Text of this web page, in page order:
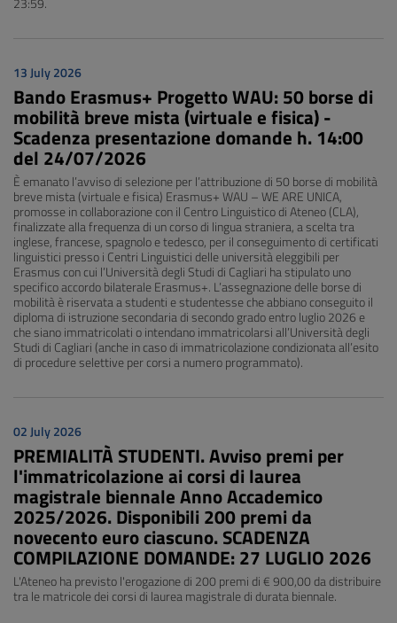
13 July 2026
Bando Erasmus+ Progetto WAU: 50 borse di
mobilità breve mista (virtuale e fisica) -
Scadenza presentazione domande h. 14:00
del 24/07/2026
È emanato l’avviso di selezione per l’attribuzione di 50 borse di mobilità
breve mista (virtuale e fisica) Erasmus+ WAU – WE ARE UNICA,
promosse in collaborazione con il Centro Linguistico di Ateneo (CLA),
finalizzate alla frequenza di un corso di lingua straniera, a scelta tra
inglese, francese, spagnolo e tedesco, per il conseguimento di certificati
linguistici presso i Centri Linguistici delle università eleggibili per
Erasmus con cui l’Università degli Studi di Cagliari ha stipulato uno
specifico accordo bilaterale Erasmus+. L’assegnazione delle borse di
mobilità è riservata a studenti e studentesse che abbiano conseguito il
diploma di istruzione secondaria di secondo grado entro luglio 2026 e
che siano immatricolati o intendano immatricolarsi all’Università degli
Studi di Cagliari (anche in caso di immatricolazione condizionata all’esito
di procedure selettive per corsi a numero programmato).
02 July 2026
PREMIALITÀ STUDENTI. Avviso premi per
l'immatricolazione ai corsi di laurea
magistrale biennale Anno Accademico
2025/2026. Disponibili 200 premi da
novecento euro ciascuno. SCADENZA
COMPILAZIONE DOMANDE: 27 LUGLIO 2026
L'Ateneo ha previsto l'erogazione di 200 premi di € 900,00 da distribuire
tra le matricole dei corsi di laurea magistrale di durata biennale.